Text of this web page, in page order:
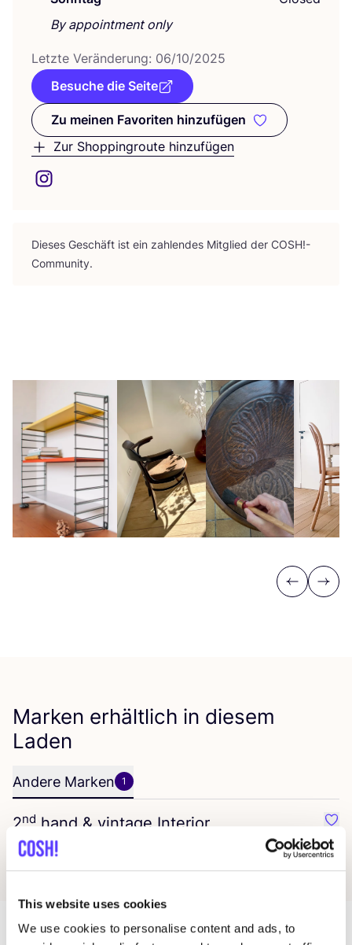
This website uses cookies
We use cookies to personalise content and ads, to
By appointment only
Letz­te Ver­än­de­rung: 06/10/2025
Besuche die Seite
Zu meinen Favoriten hinzufügen
Zu meinen Favoriten
Zur Shoppingroute hinzufügen
Die­ses Geschäft ist ein zah­len­des Mit­glied der COSH!-
Community.
Previous
Next
Marken erhältlich in diesem
Laden
Andere Marken 1
2nd hand & vintage Interior